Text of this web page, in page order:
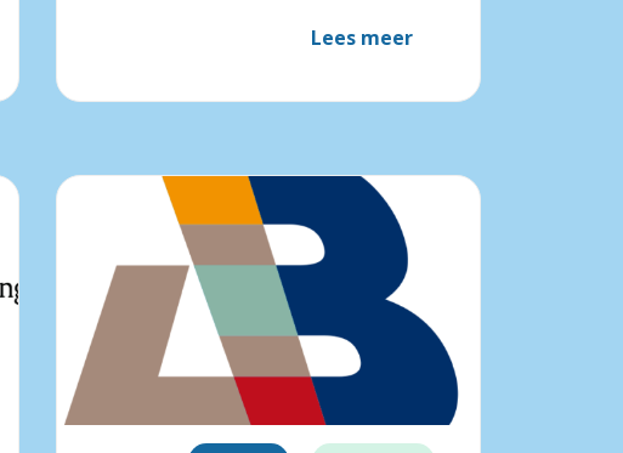
Lees meer